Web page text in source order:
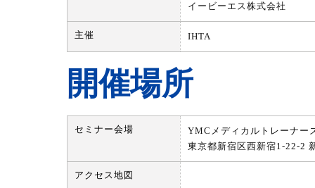
イービーエス株式会社
主催 IHTA
開催場所
セミナー会場
YMCメディカルトレーナー
東京都新宿区西新宿1-22-2
アクセス地図